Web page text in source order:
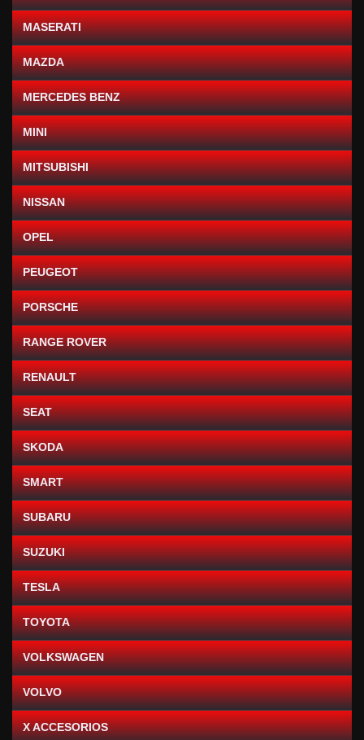
MASERATI
MAZDA
MERCEDES BENZ
MINI
MITSUBISHI
NISSAN
OPEL
PEUGEOT
PORSCHE
RANGE ROVER
RENAULT
SEAT
SKODA
SMART
SUBARU
SUZUKI
TESLA
TOYOTA
VOLKSWAGEN
VOLVO
X ACCESORIOS